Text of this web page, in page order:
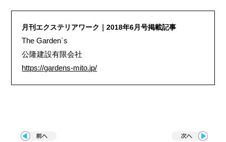
月刊エクステリアワーク｜2018年6月号掲載記事
The Garden`s
公隆建設有限会社
https://gardens-mito.jp/